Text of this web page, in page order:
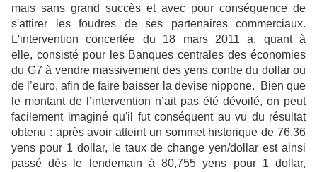
mais sans grand succès et avec pour conséquence de
s'attirer les foudres de ses partenaires commerciaux.
L'intervention concertée du 18 mars 2011 a, quant à
elle, consisté pour les Banques centrales des économies
du G7 à vendre massivement des yens contre du dollar ou
de l’euro, afin de faire baisser la devise nippone. Bien que
le montant de l’intervention n’ait pas été dévoilé, on peut
facilement imaginé qu'il fut conséquent au vu du résultat
obtenu : après avoir atteint un sommet historique de 76,36
yens pour 1 dollar, le taux de change yen/dollar est ainsi
passé dès le lendemain à 80,755 yens pour 1 dollar,